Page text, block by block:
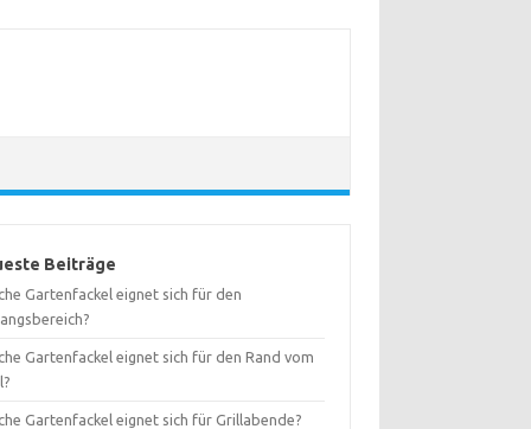
Beiträge
Gartenfackel eignet sich für den
Gartenfackel eignet sich für den Rand vom
Gartenfackel eignet sich für Grillabende?